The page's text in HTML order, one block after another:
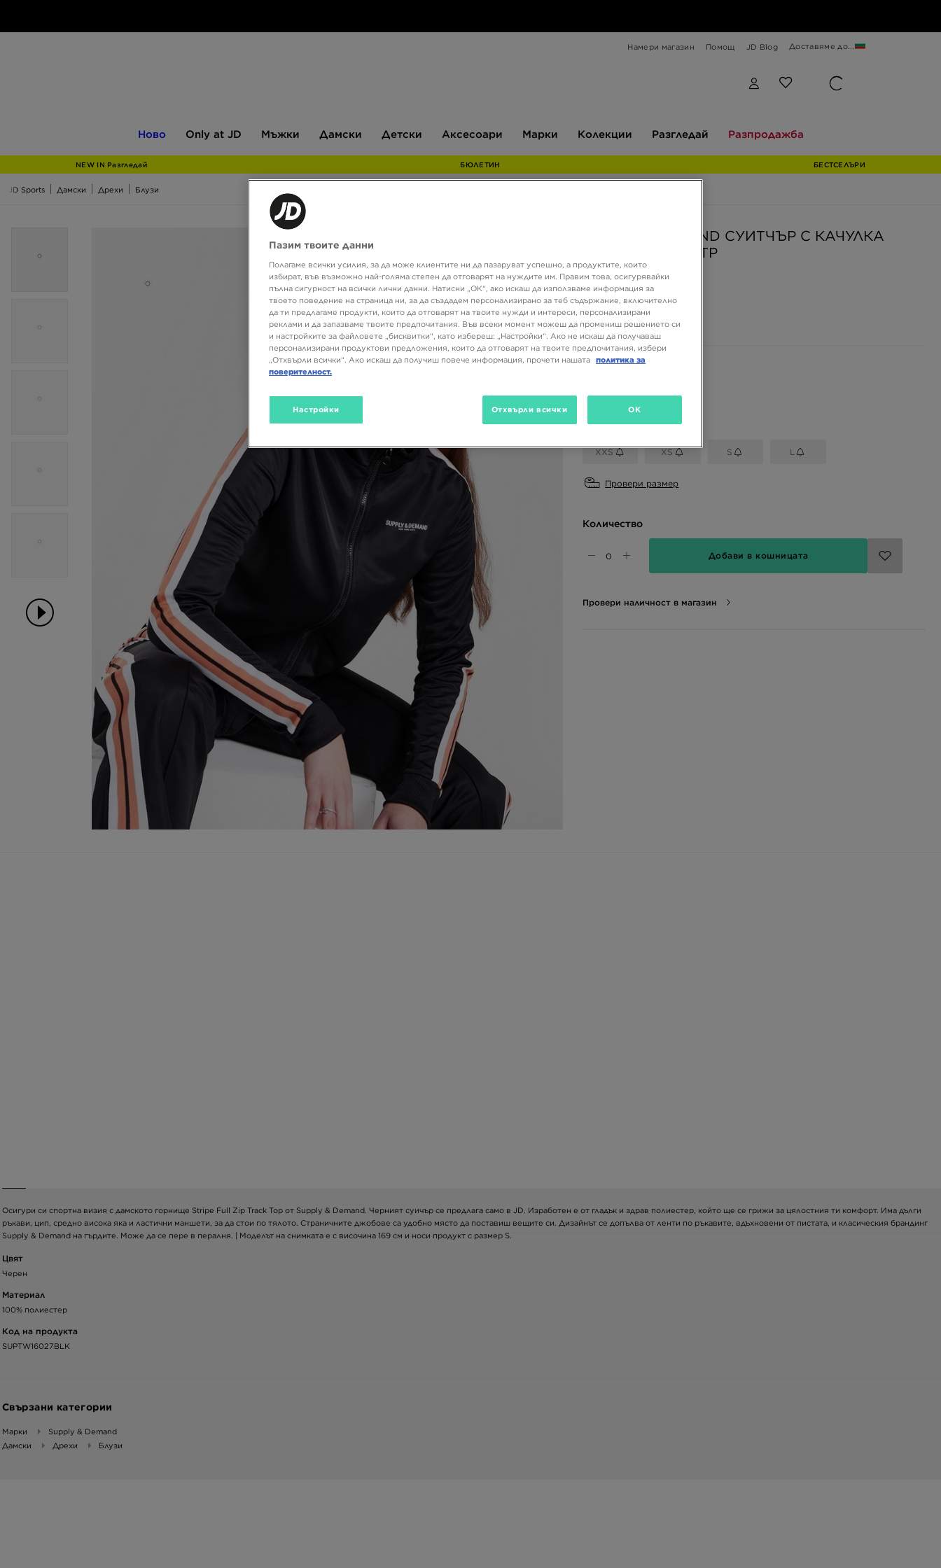
Намери магазин Помощ JD Blog Доставяме до...
Ново
JD
Only at JD Мъжки Дамски Детски Аксесоари Марки Колекции Разгледай Разпродажба
NEW IN Разгледай БЮЛЕТИН БЕСТСЕЛЪРИ
JD Sports Дамски Дрехи Блузи
SUPPLY & DEMAND СУИТЧЪР С КАЧУЛКА
STRPE FZ TRCK TP
20,45 €
40,00 ЛВ.
XXS XS S L
Провери размер
Количество
Добави в кошницата
Провери наличност в магазин
Осигури си спортна визия с дамското горнище Stripe Full Zip Track Top от Supply & Demand. Черният суичър се предлага само в JD. Изработен е от гладък и здрав полиестер, който ще се грижи за цялостния ти комфорт. Има дълги
ръкави, цип, средно висока яка и ластични маншети, за да стои по тялото. Страничните джобове са удобно място да поставиш вещите си. Дизайнът се допълва от ленти по ръкавите, вдъхновени от пистата, и класическия брандинг
Supply & Demand на гърдите. Може да се пере в пералня. | Моделът на снимката е с височина 169 см и носи продукт с размер S.
Цвят
Черен
Материал
100% полиестер
Код на продукта
SUPTW16027BLK
Свързани категории
Марки
Supply & Demand
Дамски
Дрехи Блузи
Пазим твоите данни
Полагаме всички усилия, за да може клиентите ни да пазаруват успешно, а продуктите, които
избират, във възможно най-голяма степен да отговарят на нуждите им. Правим това, осигурявайки
пълна сигурност на всички лични данни. Натисни „ОК“, ако искаш да използваме информация за
твоето поведение на страница ни, за да създадем персонализирано за теб съдържание, включително
да ти предлагаме продукти, които да отговарят на твоите нужди и интереси, персонализирани
реклами и да запазваме твоите предпочитания. Във всеки момент можеш да промениш решението си
и настройките за файловете „бисквитки“, като избереш: „Настройки“. Ако не искаш да получаваш
персонализирани продуктови предложения, които да отговарят на твоите предпочитания, избери
„Отхвърли всички“. Ако искаш да получиш повече информация, прочети нашата политика за
поверителност.
Настройки Отхвърли всички OK